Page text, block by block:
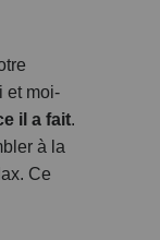
et moi-
il a fait.
à la
Ce